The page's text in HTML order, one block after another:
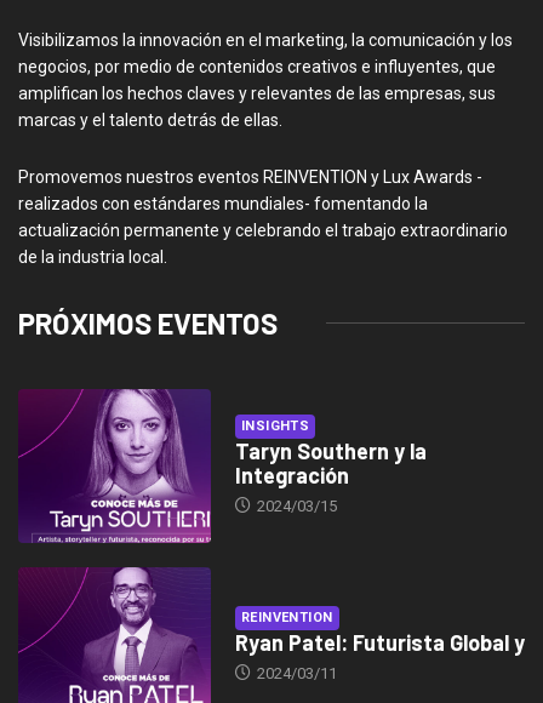
Visibilizamos la innovación en el marketing, la comunicación y los
negocios, por medio de contenidos creativos e influyentes, que
amplifican los hechos claves y relevantes de las empresas, sus
marcas y el talento detrás de ellas.
Promovemos nuestros eventos REINVENTION y Lux Awards -
realizados con estándares mundiales- fomentando la
actualización permanente y celebrando el trabajo extraordinario
de la industria local.
PRÓXIMOS EVENTOS
INSIGHTS
Taryn Southern y la
Integración
2024/03/15
REINVENTION
Ryan Patel: Futurista Global y
2024/03/11